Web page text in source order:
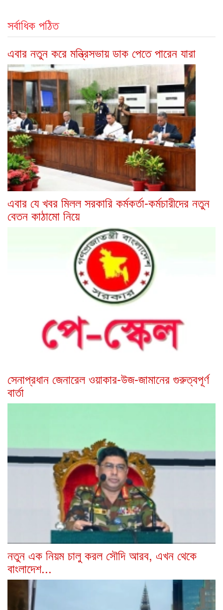
সর্বাধিক পঠিত
এবার নতুন করে মন্ত্রিসভায় ডাক পেতে পারেন যারা
এবার যে খবর মিলল সরকারি কর্মকর্তা-কর্মচারীদের নতুন
বেতন কাঠামো নিয়ে
সেনাপ্রধান জেনারেল ওয়াকার-উজ-জামানের গুরুত্বপূর্ণ
বার্তা
নতুন এক নিয়ম চালু করল সৌদি আরব, এখন থেকে
বাংলাদেশ...